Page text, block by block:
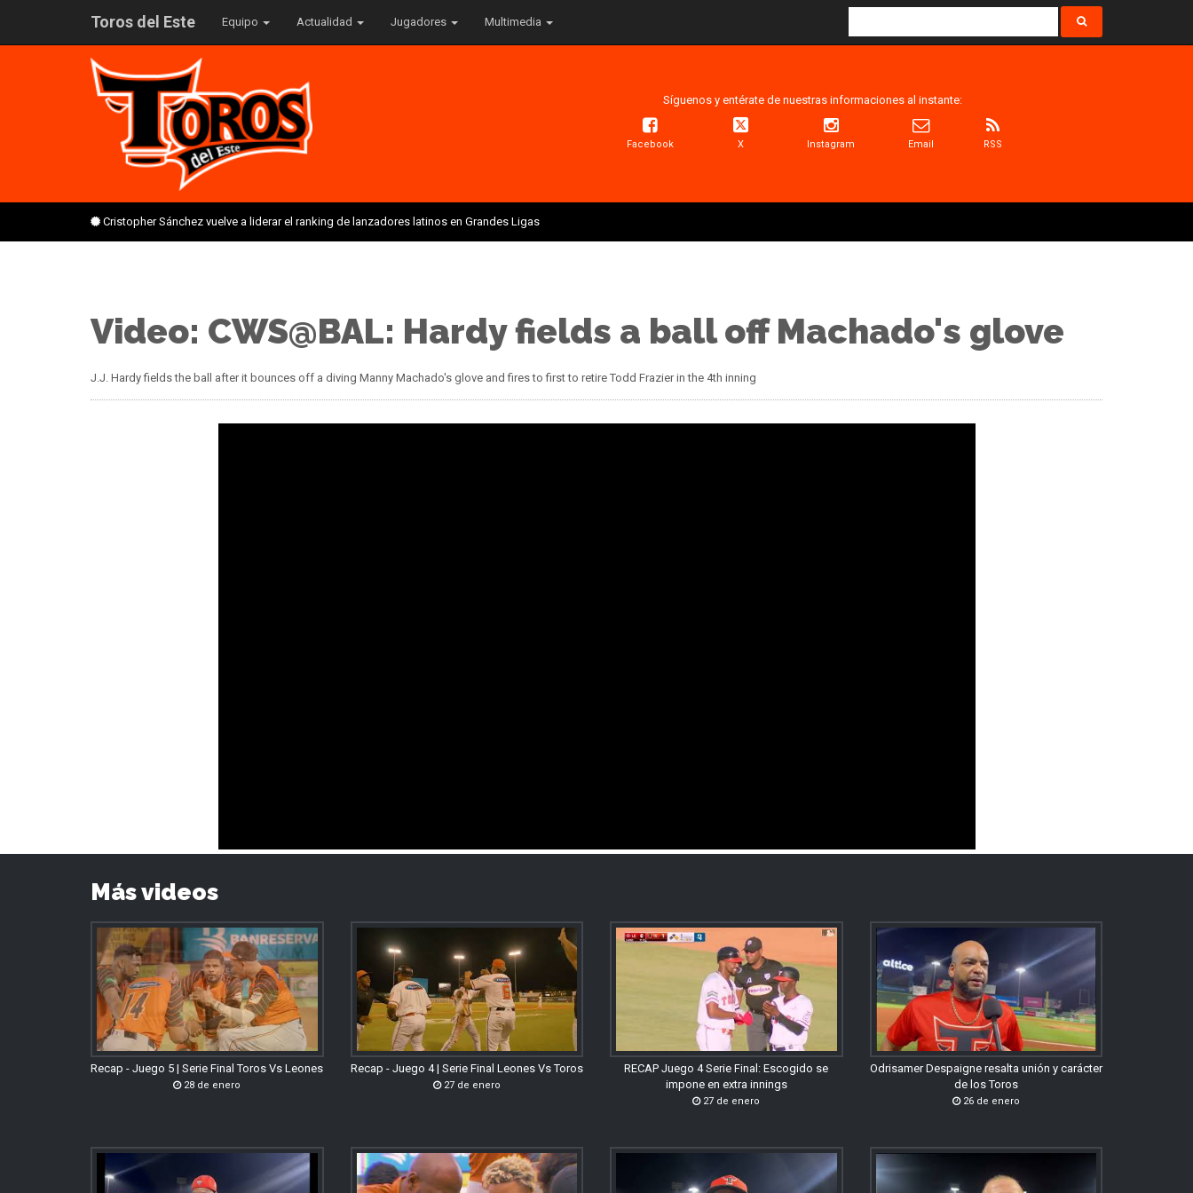
Toros del Este Equipo Actualidad Jugadores Multimedia
Síguenos y entérate de nuestras informaciones al instante:
Facebook X Instagram Email RSS
Cristopher Sánchez vuelve a liderar el ranking de lanzadores latinos en Grandes Ligas
Video: CWS@BAL: Hardy fields a ball off Machado's glove
J.J. Hardy fields the ball after it bounces off a diving Manny Machado's glove and fires to first to retire Todd Frazier in the 4th inning
Más videos
Recap - Juego 5 | Serie Final Toros Vs Leones
28 de enero
Recap - Juego 4 | Serie Final Leones Vs Toros
27 de enero
RECAP Juego 4 Serie Final: Escogido se
impone en extra innings
27 de enero
Odrisamer Despaigne resalta unión y carácter
de los Toros
26 de enero